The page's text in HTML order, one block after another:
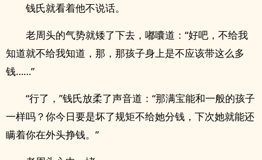
钱氏就看着他不说话。
老周头的气势就矮了下去，嘟囔道：“好吧，不给我
知道就不给我知道，那，那孩子身上是不应该带这么多
钱……”
“行了，”钱氏放柔了声音道：“那满宝能和一般的孩子
一样吗？你今日要是坏了规矩不给她分钱，下次她就能还
瞒着你在外头挣钱。”